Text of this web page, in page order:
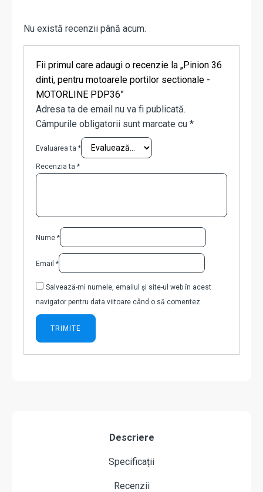
Nu există recenzii până acum.
Fii primul care adaugi o recenzie la „Pinion 36
dinti, pentru motoarele portilor sectionale -
MOTORLINE PDP36”
Adresa ta de email nu va fi publicată.
Câmpurile obligatorii sunt marcate cu *
Evaluarea ta *
Recenzia ta *
Nume *
Email *
Salvează-mi numele, emailul și site-ul web în acest
navigator pentru data viitoare când o să comentez.
Descriere
Specificații
Recenzii